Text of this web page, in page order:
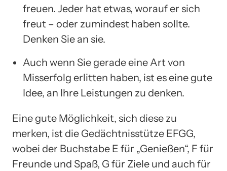
freuen. Jeder hat etwas, worauf er sich
freut – oder zumindest haben sollte.
Denken Sie an sie.
Auch wenn Sie gerade eine Art von
Misserfolg erlitten haben, ist es eine gute
Idee, an Ihre Leistungen zu denken.
Eine gute Möglichkeit, sich diese zu
merken, ist die Gedächtnisstütze EFGG,
wobei der Buchstabe E für „Genießen“, F für
Freunde und Spaß, G für Ziele und auch für